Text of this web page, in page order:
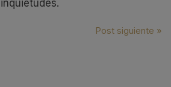
Post siguiente »